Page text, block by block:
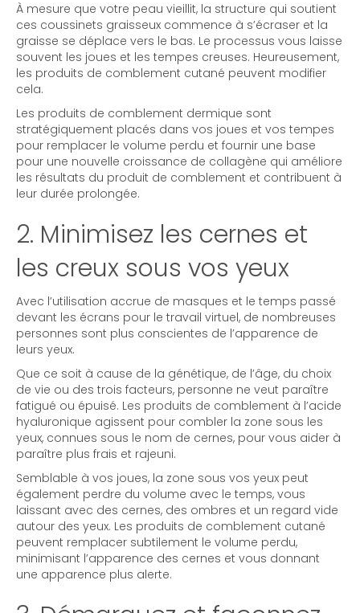
À mesure que votre peau vieillit, la structure qui soutient
ces coussinets graisseux commence à s’écraser et la
graisse se déplace vers le bas. Le processus vous laisse
souvent les joues et les tempes creuses. Heureusement,
les produits de comblement cutané peuvent modifier
cela.
Les produits de comblement dermique sont
stratégiquement placés dans vos joues et vos tempes
pour remplacer le volume perdu et fournir une base
pour une nouvelle croissance de collagène qui améliore
les résultats du produit de comblement et contribuent à
leur durée prolongée.
2. Minimisez les cernes et
les creux sous vos yeux
Avec l’utilisation accrue de masques et le temps passé
devant les écrans pour le travail virtuel, de nombreuses
personnes sont plus conscientes de l’apparence de
leurs yeux.
Que ce soit à cause de la génétique, de l’âge, du choix
de vie ou des trois facteurs, personne ne veut paraître
fatigué ou épuisé. Les produits de comblement à l’acide
hyaluronique agissent pour combler la zone sous les
yeux, connues sous le nom de cernes, pour vous aider à
paraître plus frais et rajeuni.
Semblable à vos joues, la zone sous vos yeux peut
également perdre du volume avec le temps, vous
laissant avec des cernes, des ombres et un regard vide
autour des yeux. Les produits de comblement cutané
peuvent remplacer subtilement le volume perdu,
minimisant l’apparence des cernes et vous donnant
une apparence plus alerte.